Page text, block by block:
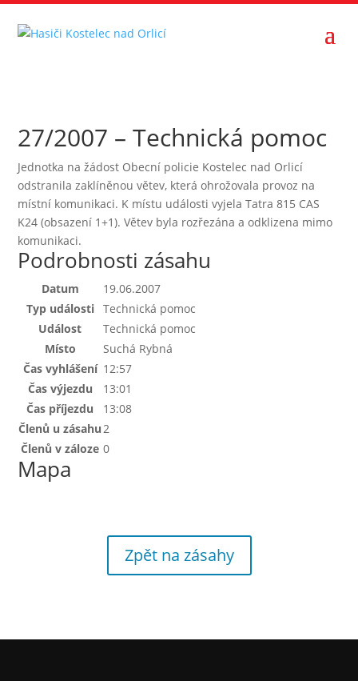
27/2007 – Technická pomoc
Jednotka na žádost Obecní policie Kostelec nad Orlicí
odstranila zaklíněnou větev, která ohrožovala provoz na
místní komunikaci. K místu události vyjela Tatra 815 CAS
K24 (obsazení 1+1). Větev byla rozřezána a odklizena mimo
komunikaci.
Podrobnosti zásahu
Datum
19.06.2007
Typ události
Technická pomoc
Událost
Technická pomoc
Místo
Suchá Rybná
Čas vyhlášení 12:57
Čas výjezdu
13:01
Čas příjezdu
13:08
Členů u zásahu2
Členů v záloze 0
Mapa
Zpět na zásahy